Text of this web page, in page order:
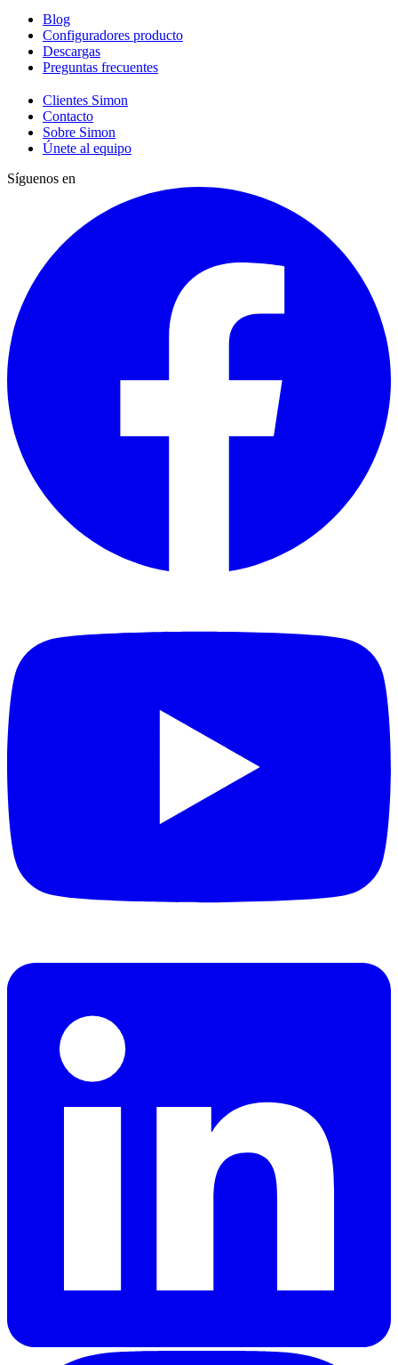
Blog
Configuradores producto
Descargas
Preguntas frecuentes
Clientes Simon
Contacto
Sobre Simon
Únete al equipo
Síguenos en